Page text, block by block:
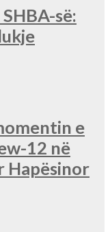
së:
e
12 në
Hapësinor